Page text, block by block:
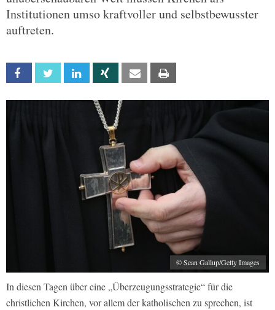
Institutionen umso kraftvoller und selbstbewusster
auftreten.
Facebook Twitter Linkedin Xing Email
© Sean Gallup/Getty Images
In diesen Tagen über eine „Überzeugungsstrategie“ für die
christlichen Kirchen, vor allem der katholischen zu sprechen, ist